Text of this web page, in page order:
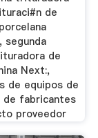
de
segunda
de
Next:,
de equipos de
fabricantes
proveedor